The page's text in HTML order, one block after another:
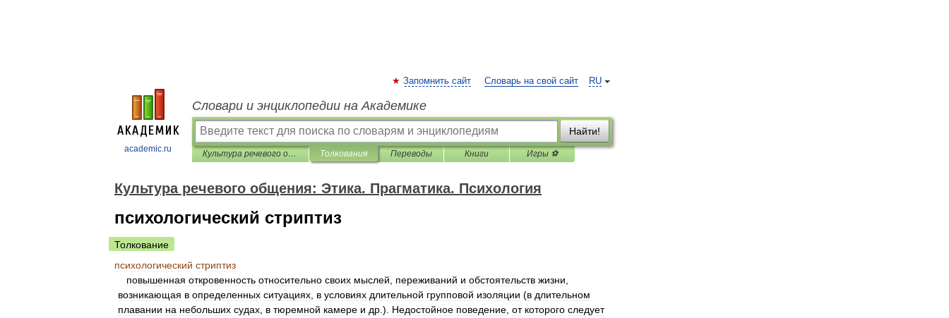
academic.ru
RU
Запомнить сайт Словарь на свой сайт
Словари и энциклопедии на Академике
Найти!
Культура речевого общения: Этика. Прагматика. Психология Толкования Переводы Книги Игры ⚽
Культура речевого общения: Этика. Прагматика. Психология
психологический стриптиз
Толкование
психологический стриптиз
повышенная откровенность относительно своих мыслей переживаний и обстоятельств жизни
возникающая в определенных ситуациях в условиях длительной групповой изоляции (в длительном
плавании на небольших судах в тюремной камере и др .). Недостойное поведение от которого следует